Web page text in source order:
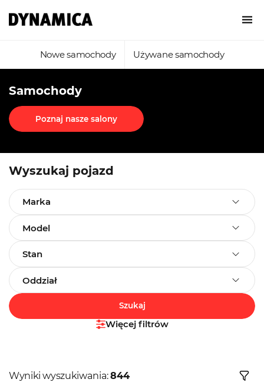
Nowe samochody Używane samochody
Samochody
Poznaj nasze salony
Wyszukaj pojazd
Marka
Model
Stan
Oddział
Szukaj
Więcej filtrów
Wyniki wyszukiwania:844